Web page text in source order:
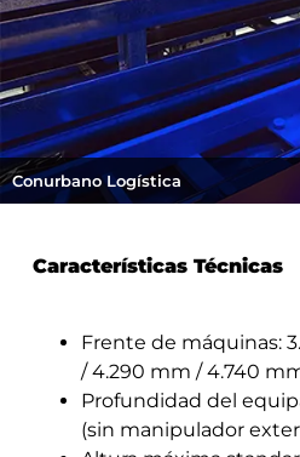
Conurbano Logística
Características Técnicas
Frente de máquinas:
/ 4.290 mm / 4.740
Profundidad del
(sin manipulador